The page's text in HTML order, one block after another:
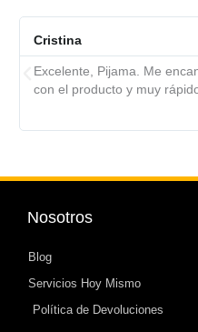
Cristina
Excelente, Pijama. Me
con el producto y muy
Nosotros
Blog
Servicios Hoy Mismo
Política de Devoluciones